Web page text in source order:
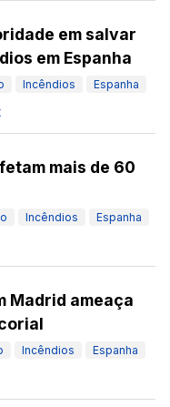
em salvar
em Espanha
Incêndios Espanha
mais de 60
Incêndios Espanha
Madrid ameaça
Incêndios Espanha